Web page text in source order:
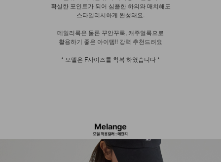
확실한 포인트가 되어 심플한 하의와 매치해도
스타일리시하게 완성돼요.
데일리룩은 물론 꾸안꾸룩, 캐주얼룩으로
활용하기 좋은 아이템!! 강력 추천드려요
* 모델은 F사이즈를 착복 하였습니다 *